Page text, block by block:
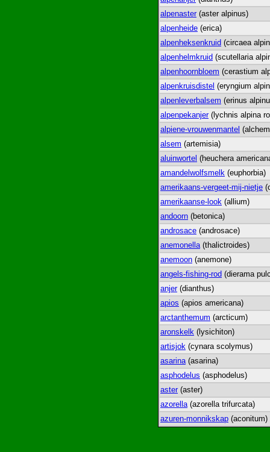
alpenaster (aster alpinus)
alpenheide (erica)
alpenheksenkruid (circaea
alpenhelmkruid (scutellaria
alpenhoornbloem (cerastium
alpenkruisdistel (eryngium
alpenleverbalsem (erinus
alpenpekanjer(lychnis alpina
alpiene-vrouwenmantel
alsem (artemisia)
aluinwortel (heuchera
amandelwolfsmelk (euphorbia)
amerikaans-vergeet-mij-nietje
amerikaanse-look (allium)
andoorn (betonica)
androsace (androsace)
anemonella(thalictroides)
anemoon (anemone)
angels-fishing-rod (dierama
anjer(dianthus)
apios (apios americana)
arctanthemum (arcticum)
aronskelk (lysichiton)
artisjok (cynara scolymus)
asarina(asarina)
asphodelus (asphodelus)
aster (aster)
azorella(azorella trifurcata)
azuren-monnikskap (aconitum)